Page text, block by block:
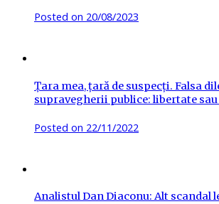
Posted on 20/08/2023
Țara mea, țară de suspecți. Falsa
supravegherii publice: libertate
Posted on 22/11/2022
Analistul Dan Diaconu: Alt scandal